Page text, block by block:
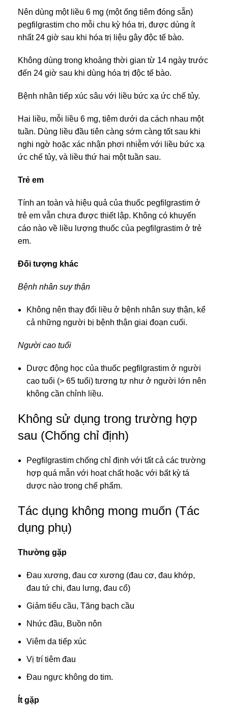
Nên dùng một liều 6 mg (một ống tiêm đóng sẵn)
pegfilgrastim cho mỗi chu kỳ hóa trị, được dùng ít
nhất 24 giờ sau khi hóa trị liệu gây độc tế bào.
Không dùng trong khoảng thời gian từ 14 ngày trước
đến 24 giờ sau khi dùng hóa trị độc tế bào.
Bệnh nhân tiếp xúc sâu với liều bức xạ ức chế tủy.
Hai liều, mỗi liều 6 mg, tiêm dưới da cách nhau một
tuần. Dùng liều đầu tiên càng sớm càng tốt sau khi
nghi ngờ hoặc xác nhận phơi nhiễm với liều bức xạ
ức chế tủy, và liều thứ hai một tuần sau.
Trẻ em
Tính an toàn và hiệu quả của thuốc pegfilgrastim ở
trẻ em vẫn chưa được thiết lập. Không có khuyến
cáo nào về liều lượng thuốc của pegfilgrastim ở trẻ
em.
Đối tượng khác
Bệnh nhân suy thận
Không nên thay đổi liều ở bệnh nhân suy thận, kể
cả những người bị bệnh thận giai đoạn cuối.
Người cao tuổi
Dược động học của thuốc pegfilgrastim ở người
cao tuổi (> 65 tuổi) tương tự như ở người lớn nên
không cần chỉnh liều.
Không sử dụng trong trường hợp
sau (Chống chỉ định)
Pegfilgrastim chống chỉ định với tất cả các trường
hợp quá mẫn với hoạt chất hoặc với bất kỳ tá
dược nào trong chế phẩm.
Tác dụng không mong muốn (Tác
dụng phụ)
Thường gặp
Đau xương, đau cơ xương (đau cơ, đau khớp,
đau tứ chi, đau lưng, đau cổ)
Giảm tiểu cầu, Tăng bạch cầu
Nhức đầu, Buồn nôn
Viêm da tiếp xúc
Vị trí tiêm đau
Đau ngực không do tim.
Ít gặp